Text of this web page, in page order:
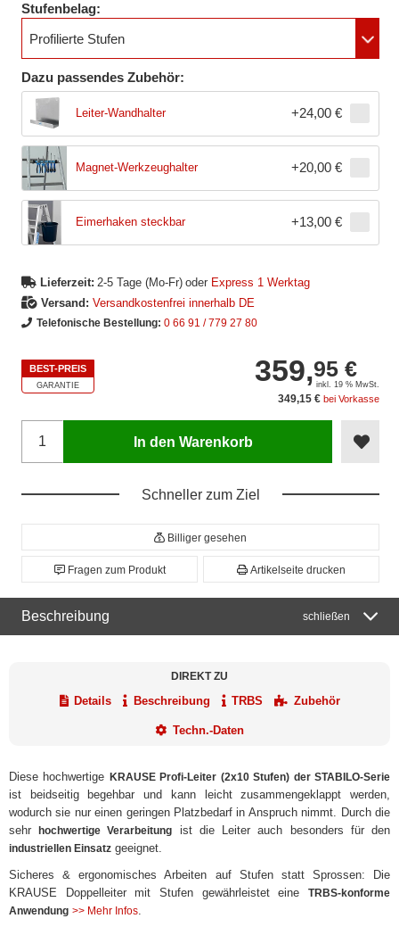
Stufenbelag:
Profilierte Stufen
Dazu passendes Zubehör:
Leiter-Wandhalter +24,00 €
Magnet-Werkzeughalter +20,00 €
Eimerhaken steckbar +13,00 €
Lieferzeit: 2-5 Tage (Mo-Fr) oder Express 1 Werktag
Versand: Versandkostenfrei innerhalb DE
Telefonische Bestellung: 0 66 91 / 779 27 80
BEST-PREIS
GARANTIE 359,95 €
inkl. 19 % MwSt.
349,15 € bei Vorkasse
In den Warenkorb
Schneller zum Ziel
Billiger gesehen
Fragen zum Produkt Artikelseite drucken
Beschreibung schließen
DIREKT ZU
Details Beschreibung TRBS Zubehör
Techn.-Daten
Diese hochwertige KRAUSE Profi-Leiter (2x10 Stufen) der STABILO-Serie
ist beidseitig begehbar und kann leicht zusammengeklappt werden,
wodurch sie nur einen geringen Platzbedarf in Anspruch nimmt. Durch die
sehrhochwertige Verarbeitung ist die Leiter auch besonders für den
industriellen Einsatz geeignet.
Sicheres & ergonomisches Arbeiten auf Stufen statt Sprossen: Die
KRAUSE Doppelleiter mit Stufen gewährleistet eine TRBS-konforme
Anwendung >> Mehr Infos.